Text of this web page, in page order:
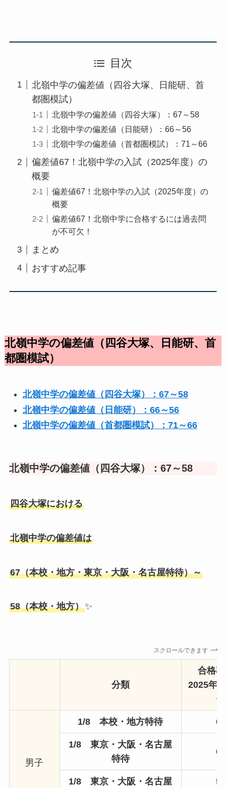
目次
北嶺中学の偏差値（四谷大塚、日能研、首
都圏模試）
北嶺中学の偏差値（四谷大塚）：67～58
北嶺中学の偏差値（日能研）：66～56
北嶺中学の偏差値（首都圏模試）：71～66
偏差値67！北嶺中学の入試（2025年度）の
概要
偏差値67！北嶺中学の入試（2025年度）の
概要
偏差値67！北嶺中学に合格するには過去問
が不可欠！
まとめ
おすすめ記事
北嶺中学の偏差値（四谷大塚、日能研、首
都圏模試）
北嶺中学の偏差値（四谷大塚）：67～58
北嶺中学の偏差値（日能研）：66～56
北嶺中学の偏差値（首都圏模試）：71～66
北嶺中学の偏差値（四谷大塚）：67～58
四谷大塚における
北嶺中学の偏差値は
67（本校・地方・東京・大阪・名古屋特待）～
58（本校・地方）✨
スクロールできます
分類
合格
2025年
値
男子
1/8 本校・地方特待 67
1/8 東京・大阪・名古屋
特待
67
1/8 東京・大阪・名古屋 59